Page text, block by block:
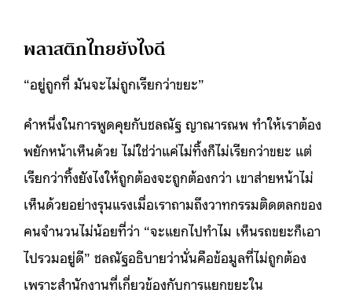
พลาสติกไทยยังไงดี
“อยู่ถูกที่ มันจะไม่ถูกเรียกว่าขยะ”
คำหนึ่งในการพูดคุยกับชลณัฐ ญาณารณพ ทำให้เราต้อง
พยักหน้าเห็นด้วย ไม่ใช่ว่าแค่ไม่ทิ้งก็ไม่เรียกว่าขยะ แต่
เรียกว่าทิ้งยังไงให้ถูกต้องจะถูกต้องกว่า เขาส่ายหน้าไม่
เห็นด้วยอย่างรุนแรงเมื่อเราถามถึงวาทกรรมติดตลกของ
คนจำนวนไม่น้อยที่ว่า “จะแยกไปทำไม เห็นรถขยะก็เอา
ไปรวมอยู่ดี” ชลณัฐอธิบายว่านั่นคือข้อมูลที่ไม่ถูกต้อง
เพราะสำนักงานที่เกี่ยวข้องกับการแยกขยะใน